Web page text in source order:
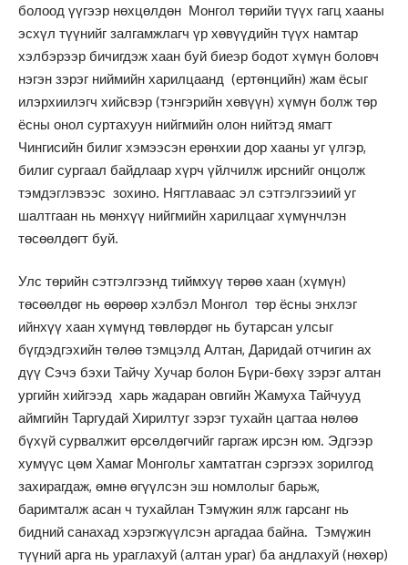
болоод үүгээр нөхцөлдөн Монгол төрийи түүх гагц хааны
эсхүл түүнийг залгамжлагч үр хөвүүдийн түүх намтар
хэлбэрээр бичигдэж хаан буй биеэр бодот хүмүн боловч
нэгэн зэрэг ниймийн харилцаанд (ертөнцийн) жам ёсыг
илэрхиилэгч хийсвэр (тэнгэрийн хөвүүн) хүмүн болж төр
ёсны онол суртахуун нийгмийн олон нийтэд ямагт
Чингисийн билиг хэмээсэн ерөнхии дор хааны уг үлгэр,
билиг сургаал байдлаар хүрч үйлчилж ирснийг онцолж
тэмдэглэвээс зохино. Нягтлаваас эл сэтгэлгээиий уг
шалтгаан нь мөнхүү нийгмийн харилцааг хүмүнчлэн
төсөөлдөгт буй.
Улс төрийн сэтгэлгээнд тиймхуү төрөө хаан (хүмүн)
төсөөлдөг нь өөрөөр хэлбэл Монгол төр ёсны энхлэг
ийнхүү хаан хүмүнд төвлөрдөг нь бутарсан улсыг
бүгдэдгэхийн төлөө тэмцэлд Алтан, Даридай отчигин ах
дүү Сэчэ бэхи Тайчу Хучар болон Бүри-бөхү зэрэг алтан
ургийн хийгээд харь жадаран овгийн Жамуха Тайчууд
аймгийн Таргудай Хирилтуг зэрэг тухайн цагтаа нөлөө
бүхүй сурвалжит өрсөлдөгчийг гаргаж ирсэн юм. Эдгээр
хумүүс цөм Хамаг Монгольг хамтатган сэргээх зорилгод
захирагдаж, өмнө өгүүлсэн эш номлолыг барьж,
баримталж асан ч тухайлан Тэмүжин ялж гарсанг нь
бидний санахад хэрэгжүүлсэн аргадаа байна. Тэмүжин
түүний арга нь ураглахуй (алтан ураг) ба андлахуй (нөхөр)